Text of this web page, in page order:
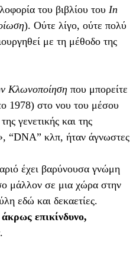
του βιβλίου του In
). Ούτε λίγο, ούτε πολύ
με τη μέθοδο της
Κλωνοποίηση που μπορείτε
1978) στο νου του μέσου
γενετικής και της
“DNA” κλπ, ήταν άγνωστες
έχει βαρύνουσα γνώμη
μάλλον σε μια χώρα στην
εδώ και δεκαετίες.
άκρως επικίνδυνο,